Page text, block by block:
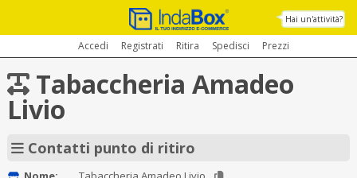
Hai un'attività?
Accedi Registrati Ritira Spedisci Prezzi
Tabaccheria Amadeo
Livio
Contatti punto di ritiro